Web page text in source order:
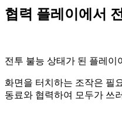
협력 플레이에서
전투 불능 상태가 된 플레이
화면을 터치하는 조작은 필
동료와 협력하여 모두가 쓰